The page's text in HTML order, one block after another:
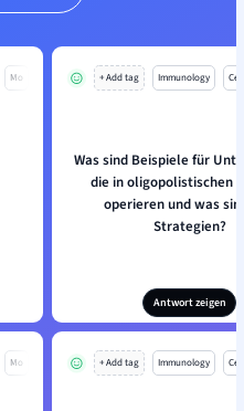
Mo + Add tag Immunology
Was sind Beispiele für
die in oligopolistischen
operieren und was
Strategien?
Antwort zeigen
Mo + Add tag Immunology